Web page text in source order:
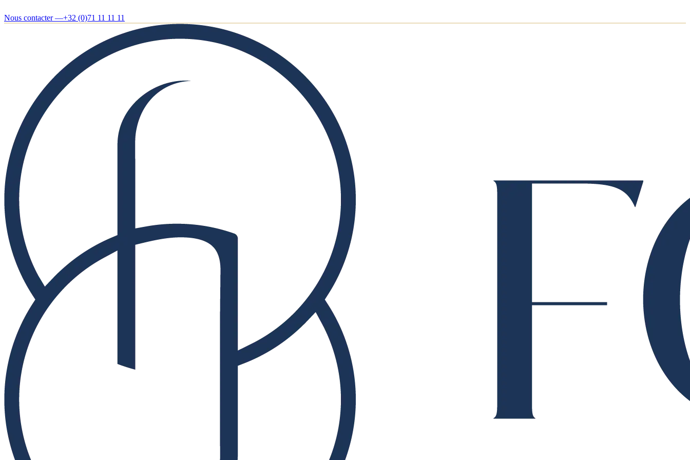
Nous contacter —+32 (0)71 11 11 11